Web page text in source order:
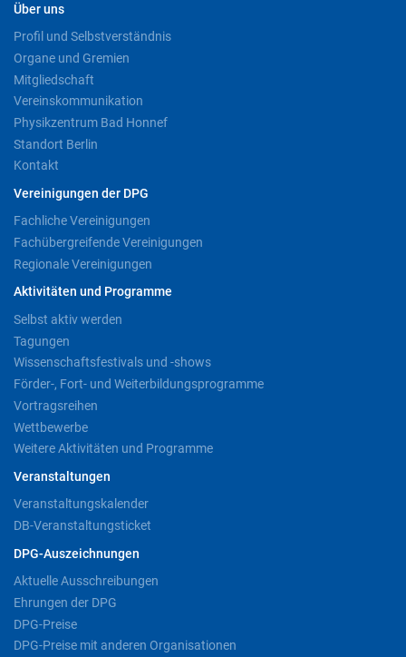
Über uns
Profil und Selbstverständnis
Organe und Gremien
Mitgliedschaft
Vereinskommunikation
Physikzentrum Bad Honnef
Standort Berlin
Kontakt
Vereinigungen der DPG
Fachliche Vereinigungen
Fachübergreifende Vereinigungen
Regionale Vereinigungen
Aktivitäten und Programme
Selbst aktiv werden
Tagungen
Wissenschaftsfestivals und -shows
Förder-, Fort- und Weiterbildungsprogramme
Vortragsreihen
Wettbewerbe
Weitere Aktivitäten und Programme
Veranstaltungen
Veranstaltungskalender
DB-Veranstaltungsticket
DPG-Auszeichnungen
Aktuelle Ausschreibungen
Ehrungen der DPG
DPG-Preise
DPG-Preise mit anderen Organisationen